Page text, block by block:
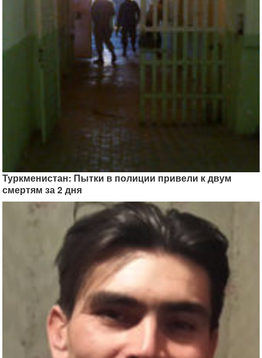
Туркменистан: Пытки в полиции привели к двум
смертям за 2 дня